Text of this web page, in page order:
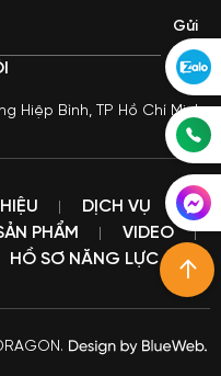
Hiệp Bình, TP Hồ Chí Minh
DỊCH VỤ
PHẨM
VIDEO
HỒ SƠ NĂNG LỰC